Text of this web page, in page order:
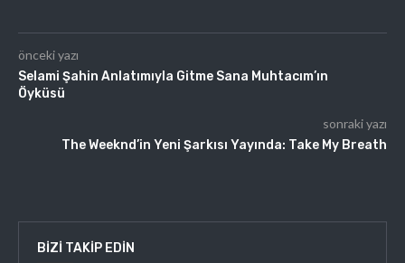
önceki yazı
Selami Şahin Anlatımıyla Gitme Sana Muhtacım’ın
Öyküsü
sonraki yazı
The Weeknd’in Yeni Şarkısı Yayında: Take My Breath
BIZI TAKIP EDIN